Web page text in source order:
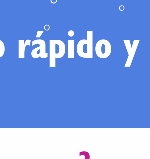
rápido